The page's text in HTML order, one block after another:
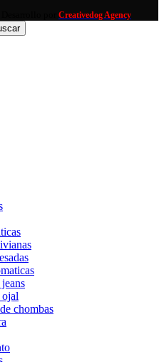
Creativedog Agency
chombas